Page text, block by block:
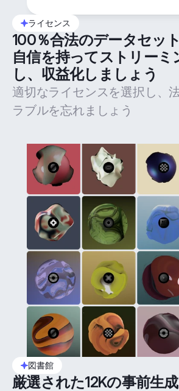
ライセンス
100％合法のデータセッ
自信を持ってストリーミ
し、収益化しましょう
適切なライセンスを選択し、
ラブルを忘れましょう
図書館
厳選された12Kの事前生